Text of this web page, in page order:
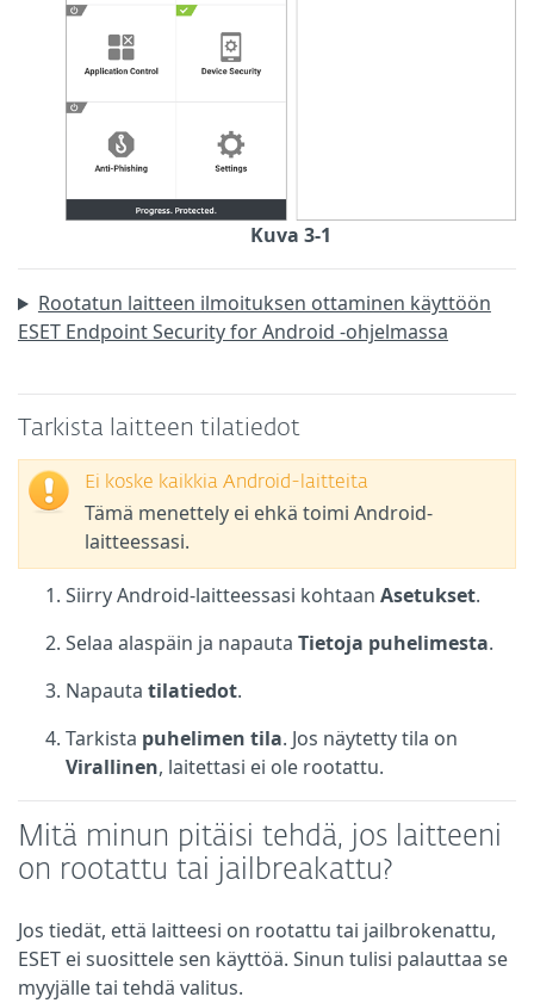
Kuva 3-1
Rootatun laitteen ilmoituksen ottaminen käyttöön
ESET Endpoint Security for Android -ohjelmassa
Tarkista laitteen tilatiedot
Ei koske kaikkia Android-laitteita
Tämä menettely ei ehkä toimi Android-
laitteessasi.
Siirry Android-laitteessasi kohtaan Asetukset.
Selaa alaspäin ja napauta Tietoja puhelimesta.
Napauta tilatiedot.
Tarkista puhelimen tila. Jos näytetty tila on
Virallinen, laitettasi ei ole rootattu.
Mitä minun pitäisi tehdä, jos laitteeni
on rootattu tai jailbreakattu?
Jos tiedät, että laitteesi on rootattu tai jailbrokenattu,
ESET ei suosittele sen käyttöä. Sinun tulisi palauttaa se
myyjälle tai tehdä valitus.